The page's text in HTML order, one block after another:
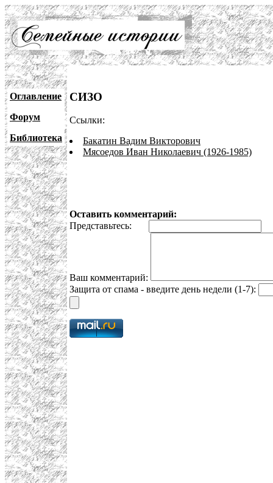
Оглавление
Форум
Библиотека
СИЗО
Ссылки:
Бакатин Вадим Викторович
Мясоедов Иван Николаевич (1926-1985)
Оставить комментарий:
Представьтесь:
Ваш комментарий:
Защита от спама - введите день недели (1-7):